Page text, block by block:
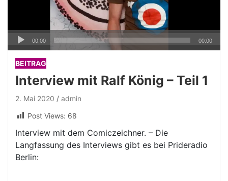
Audio-
00:00 00:00
BEITRAG
Interview mit Ralf König – Teil 1
2. Mai 2020
admin
Post Views: 68
Interview mit dem Comiczeichner. – Die
Langfassung des Interviews gibt es bei Prideradio
Berlin: